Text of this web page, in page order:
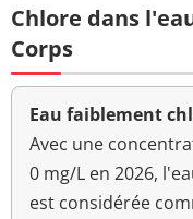
Chlore dans
Corps
Eau faiblement
Avec une
0 mg/L en 2026,
est considérée